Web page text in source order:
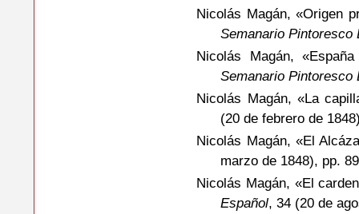
Nicolás Magán, «Origen
Semanario Pintoresco
Nicolás Magán,
Semanario Pintoresco
Nicolás Magán, «La
(20 de febrero de
Nicolás Magán, «El
marzo de 1848), pp.
Nicolás Magán, «El
Español, 34 (20 de